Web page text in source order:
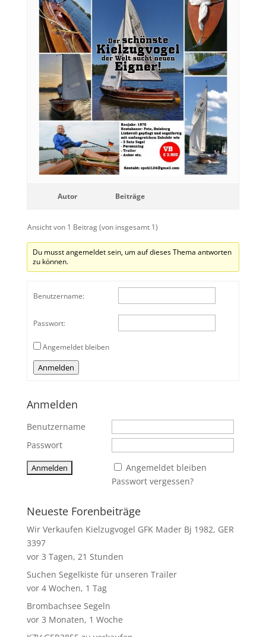
Autor Beiträge
Ansicht von 1 Beitrag (von insgesamt 1)
Du musst angemeldet sein, um auf dieses Thema antworten
zu können.
Benutzername:
Passwort:
Angemeldet bleiben
Anmelden
Anmelden
Benutzername
Passwort
Angemeldet bleiben
Passwort vergessen?
Neueste Forenbeiträge
Wir Verkaufen Kielzugvogel GFK Mader Bj 1982, GER
3397
vor 3 Tagen, 21 Stunden
Suchen Segelkiste für unseren Trailer
vor 4 Wochen, 1 Tag
Brombachsee Segeln
vor 3 Monaten, 1 Woche